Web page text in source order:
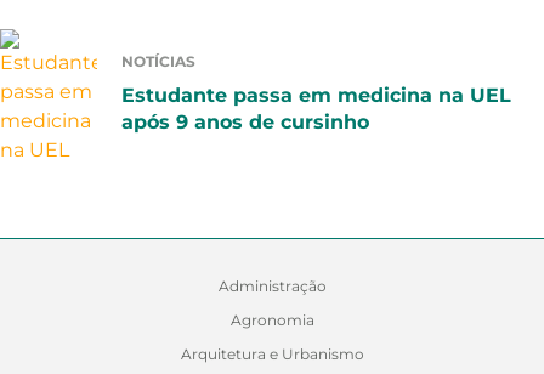
NOTÍCIAS
Estudante passa em medicina na UEL
após 9 anos de cursinho
Administração
Agronomia
Arquitetura e Urbanismo